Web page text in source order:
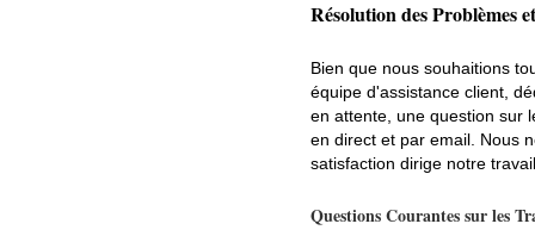
Résolution des Problèmes
Bien que nous souhaitions
équipe d'assistance client,
en attente, une question sur
en direct et par email. Nous
satisfaction dirige notre
Questions Courantes sur les